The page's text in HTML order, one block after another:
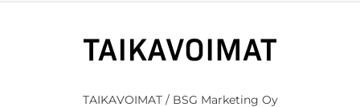
TAIKAVOIMAT / BSG Marketing Oy